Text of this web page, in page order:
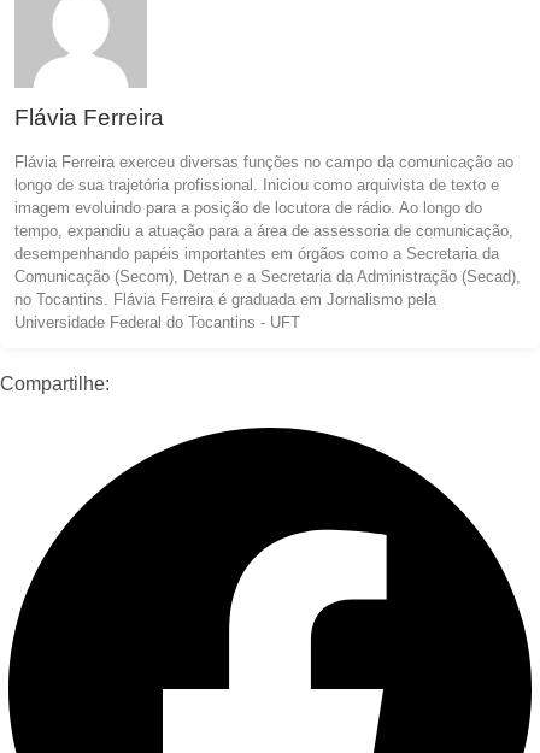
Flávia Ferreira
Flávia Ferreira exerceu diversas funções no campo da comunicação ao
longo de sua trajetória profissional. Iniciou como arquivista de texto e
imagem evoluindo para a posição de locutora de rádio. Ao longo do
tempo, expandiu a atuação para a área de assessoria de comunicação,
desempenhando papéis importantes em órgãos como a Secretaria da
Comunicação (Secom), Detran e a Secretaria da Administração (Secad),
no Tocantins. Flávia Ferreira é graduada em Jornalismo pela
Universidade Federal do Tocantins - UFT
Compartilhe: